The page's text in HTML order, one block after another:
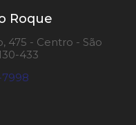
Roque
475 - Centro - São
433
7998